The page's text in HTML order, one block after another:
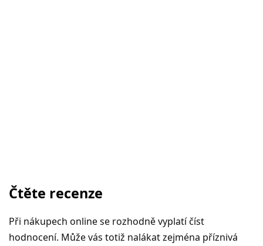
Čtěte recenze
Při nákupech online se rozhodně vyplatí číst
hodnocení. Může vás totiž nalákat zejména příznivá